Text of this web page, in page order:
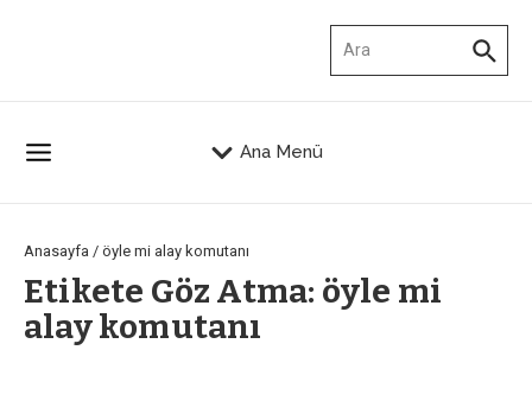
Ana Menü
Anasayfa / öyle mi alay komutanı
Etikete Göz Atma: öyle mi
alay komutanı